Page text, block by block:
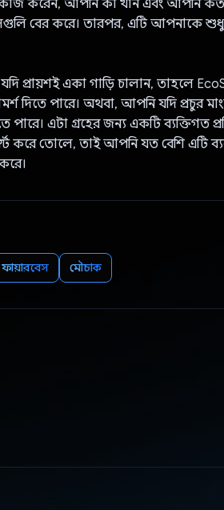
করেন, আপনি কী খান এবং আপনি কত
বের করে। তারপর, এটি আপনাকে
প্রায়শই একা গাড়ি চালান, তাহলে
দিতে পারে। অথবা, আপনি যদি প্রচুর
পারে। এটা গ্রহের জন্য একটি ব্যক্তিগত
করে তোলে, তাই আপনি যত বেশি
ফায়ারবেস মৌচাক